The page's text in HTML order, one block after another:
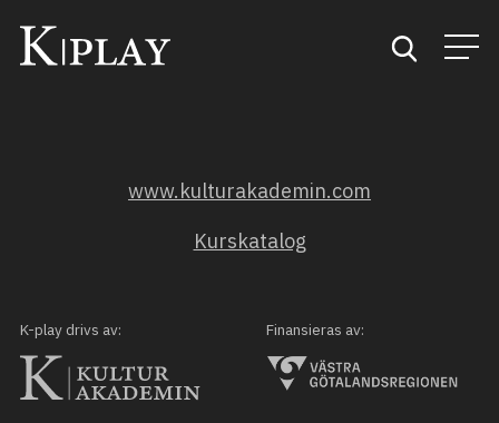
Kategorier
Mina favoriter
www.kulturakademin.com
Kurskatalog
K-play drivs av: Finansieras av: